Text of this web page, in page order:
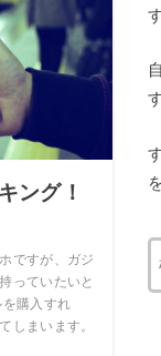
ング！
ですが、ガジ
っていたいと
購入すれ
しまいます。